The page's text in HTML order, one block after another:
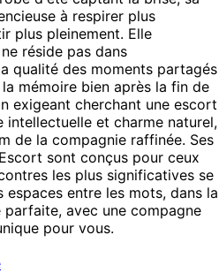
à respirer plus
plus pleinement. Elle
réside pas dans
qualité des moments partagés
mémoire bien après la fin de
exigeant cherchant une escort
et charme naturel,
de la compagnie raffinée. Ses
sont conçus pour ceux
les plus significatives se
entre les mots, dans la
avec une compagne
pour vous.